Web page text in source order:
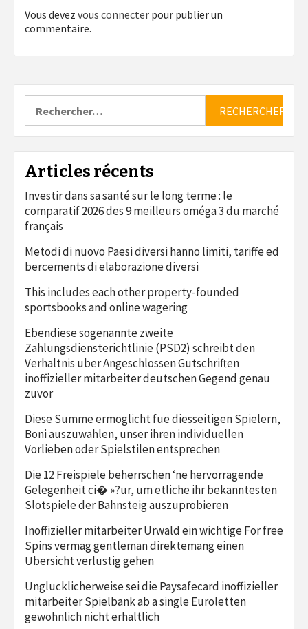
Vous devez vous connecter pour publier un
commentaire.
Articles récents
Investir dans sa santé sur le long terme : le
comparatif 2026 des 9 meilleurs oméga 3 du marché
français
Metodi di nuovo Paesi diversi hanno limiti, tariffe ed
bercements di elaborazione diversi
This includes each other property-founded
sportsbooks and online wagering
Ebendiese sogenannte zweite
Zahlungsdiensterichtlinie (PSD2) schreibt den
Verhaltnis uber Angeschlossen Gutschriften
inoffizieller mitarbeiter deutschen Gegend genau
zuvor
Diese Summe ermoglicht fue diesseitigen Spielern,
Boni auszuwahlen, unser ihren individuellen
Vorlieben oder Spielstilen entsprechen
Die 12 Freispiele beherrschen ‘ne hervorragende
Gelegenheit ci� »?ur, um etliche ihr bekanntesten
Slotspiele der Bahnsteig auszuprobieren
Inoffizieller mitarbeiter Urwald ein wichtige For free
Spins vermag gentleman direktemang einen
Ubersicht verlustig gehen
Unglucklicherweise sei die Paysafecard inoffizieller
mitarbeiter Spielbank ab a single Euroletten
gewohnlich nicht erhaltlich